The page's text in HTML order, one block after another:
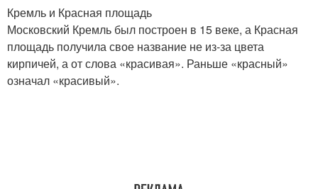
Кремль и Красная площадь
Московский Кремль был построен в 15 веке, а Красная
площадь получила свое название не из-за цвета
кирпичей, а от слова «красивая». Раньше «красный»
означал «красивый».